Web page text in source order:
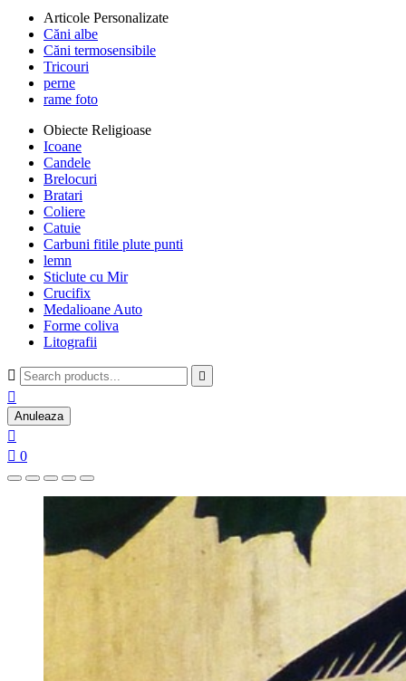
Articole Personalizate
Căni albe
Căni termosensibile
Tricouri
perne
rame foto
Obiecte Religioase
Icoane
Candele
Brelocuri
Bratari
Coliere
Catuie
Carbuni fitile plute punti
lemn
Sticlute cu Mir
Crucifix
Medalioane Auto
Forme coliva
Litografii
 

Anuleaza

 0